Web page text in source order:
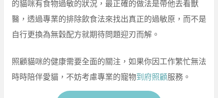
的貓咪有食物過敏的狀況，最正確的做法是帶他去看獸
醫，透過專業的排除飲食法來找出真正的過敏原，而不是
自行更換為無穀配方就期待問題迎刃而解。
照顧貓咪的健康需要全面的關注，如果你因工作繁忙無法
時時陪伴愛貓，不妨考慮專業的寵物到府照顧服務。